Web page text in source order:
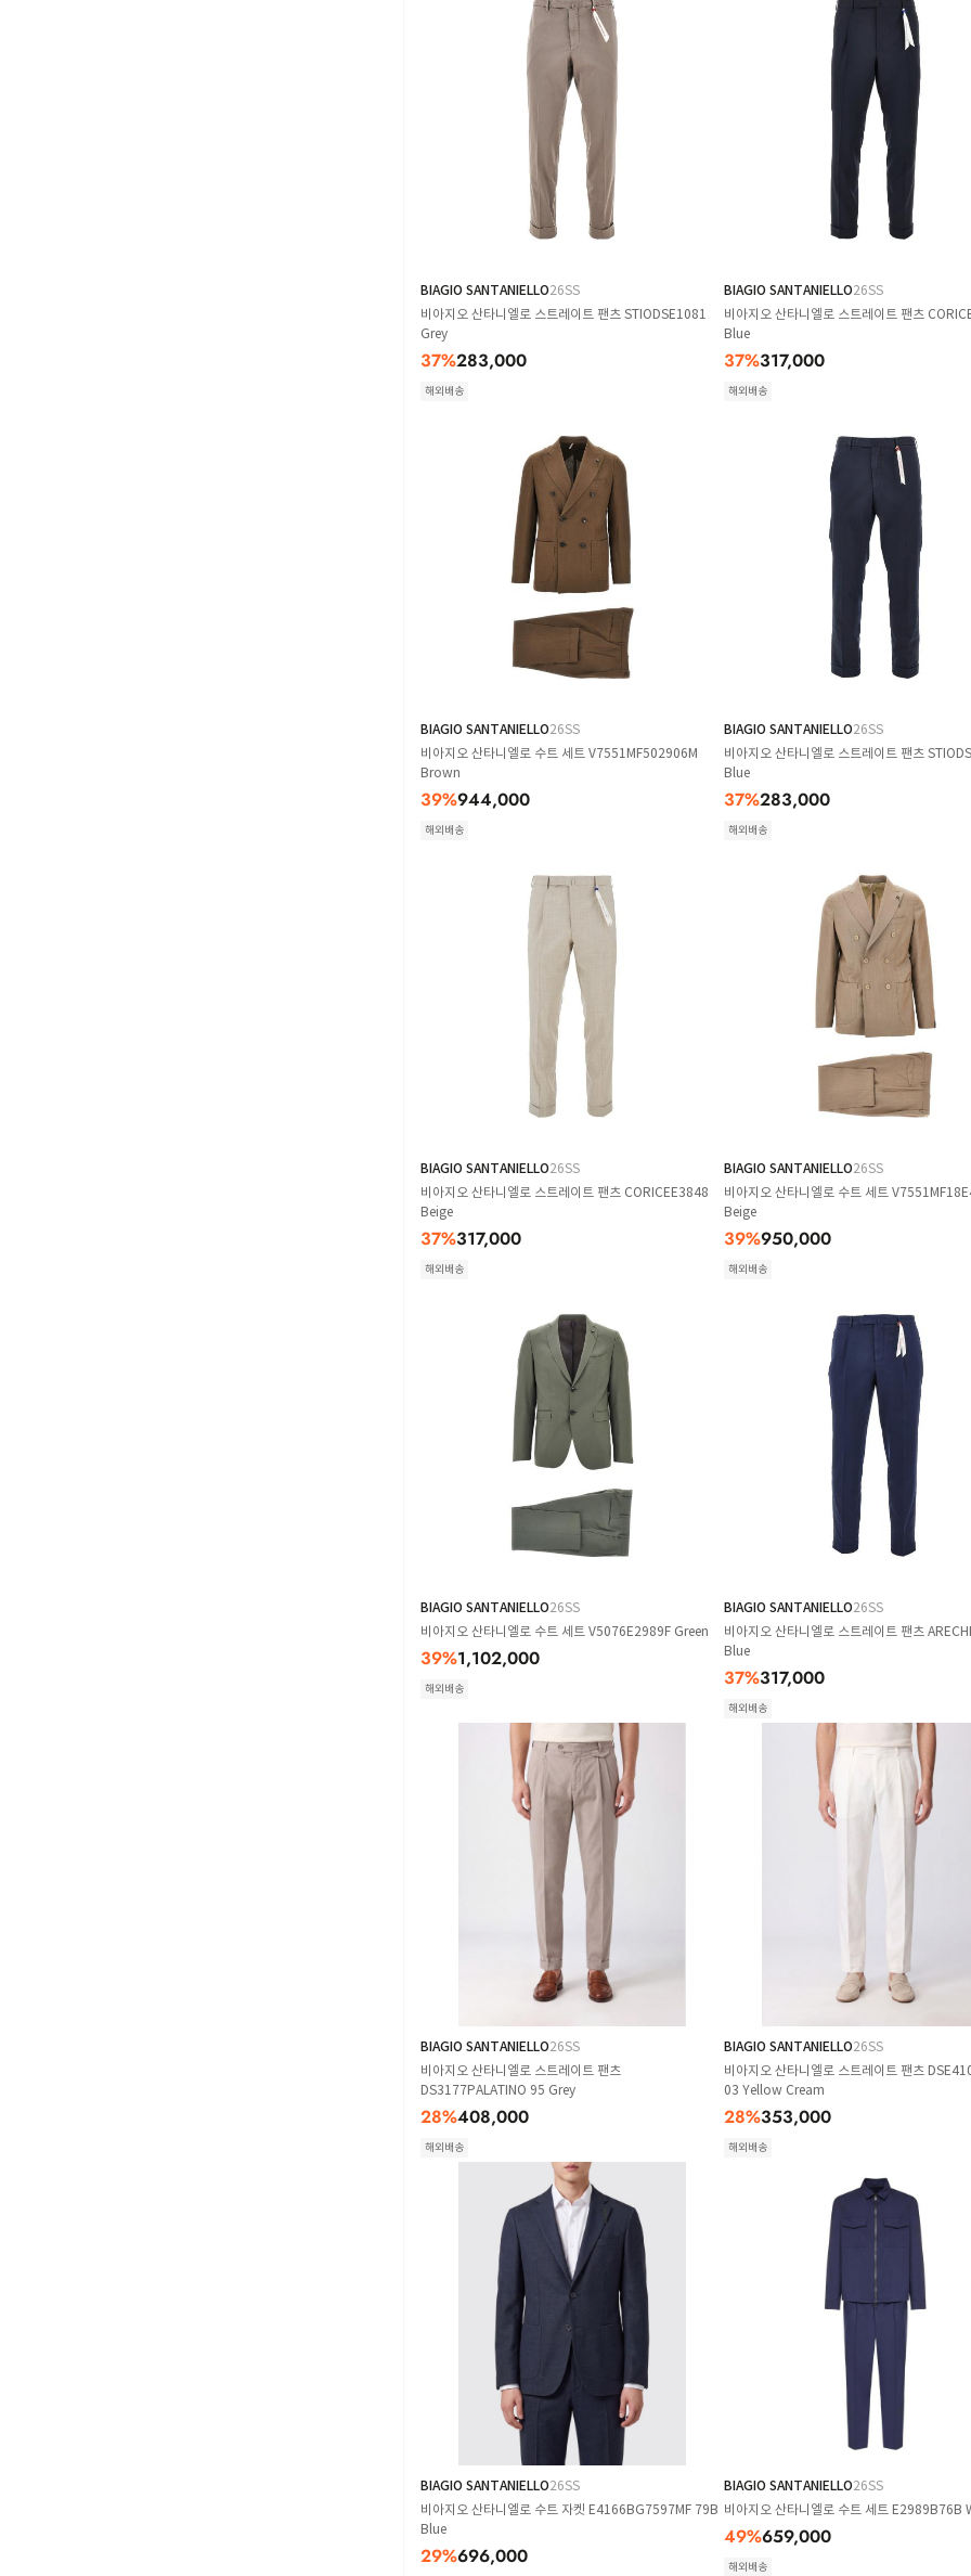
BIAGIO SANTANIELLO26SS
비아지오 산타니엘로 스트레이트 팬츠 STIODSE1081
Grey
37%283,000
해외배송
BIAGIO SANTANIELLO26SS
비아지오 산타니엘로 스트레이트 팬츠
Blue
37%317,000
해외배송
BIAGIO SANTANIELLO26SS
비아지오 산타니엘로 수트 세트 V7551MF502906M
Brown
39%944,000
해외배송
BIAGIO SANTANIELLO26SS
비아지오 산타니엘로 스트레이트 팬츠
Blue
37%283,000
해외배송
BIAGIO SANTANIELLO26SS
비아지오 산타니엘로 스트레이트 팬츠 CORICEE3848
Beige
37%317,000
해외배송
BIAGIO SANTANIELLO26SS
비아지오 산타니엘로 수트 세트
Beige
39%950,000
해외배송
BIAGIO SANTANIELLO26SS
비아지오 산타니엘로 수트 세트 V5076E2989F Green
39%1,102,000
해외배송
BIAGIO SANTANIELLO26SS
비아지오 산타니엘로 스트레이트 팬츠
Blue
37%317,000
해외배송
BIAGIO SANTANIELLO26SS
비아지오 산타니엘로 스트레이트 팬츠
DS3177PALATINO 95 Grey
28%408,000
해외배송
BIAGIO SANTANIELLO26SS
비아지오 산타니엘로 스트레이트 팬츠
03 Yellow Cream
28%353,000
해외배송
BIAGIO SANTANIELLO26SS
비아지오 산타니엘로 수트 자켓 E4166BG7597MF 79B
Blue
29%696,000
BIAGIO SANTANIELLO26SS
비아지오 산타니엘로 수트 세트 E2989B76B
49%659,000
해외배송